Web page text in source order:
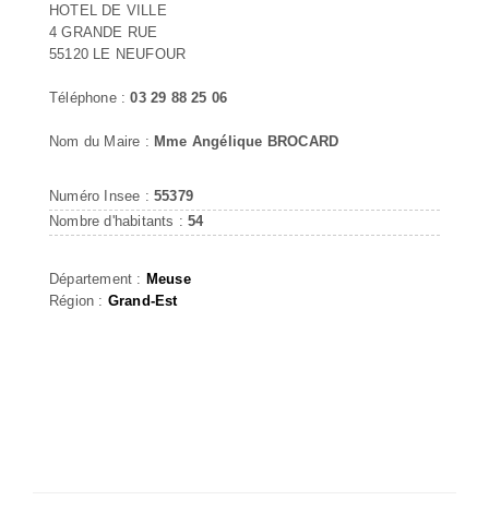
HOTEL DE VILLE
4 GRANDE RUE
55120 LE NEUFOUR
Téléphone :03 29 88 25 06
Nom du Maire : Mme Angélique BROCARD
Numéro Insee : 55379
Nombre d'habitants :54
Département : Meuse
Région : Grand-Est